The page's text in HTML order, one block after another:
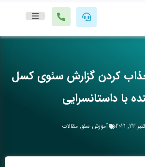
جذاب کردن گزارش سئوی کسل
با داستانسرایی
23, 2021 آموزش سئو, مقالات